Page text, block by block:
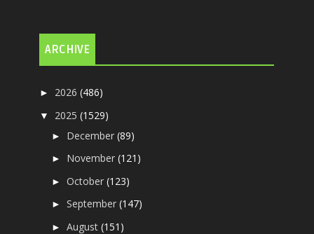
ARCHIVE
► 2026(486)
▼ 2025(1529)
► December(89)
► November(121)
►October(123)
►September(147)
►August(151)